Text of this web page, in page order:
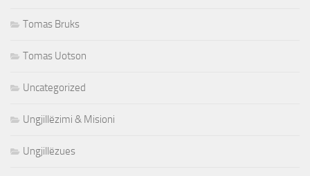
Tomas Bruks
Tomas Uotson
Uncategorized
Ungjillëzimi & Misioni
Ungjillëzues